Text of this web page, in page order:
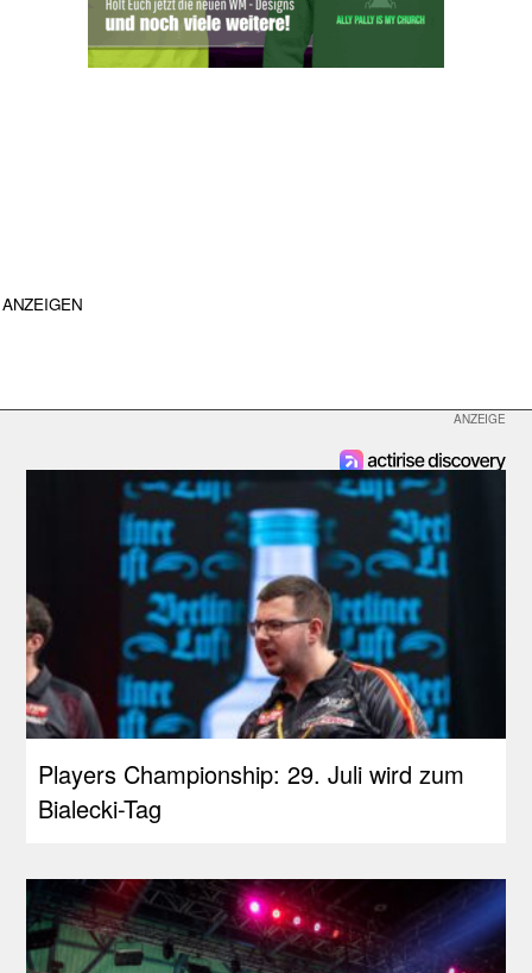
ANZEIGEN
Players Championship: 29. Juli wird zum
Bialecki-Tag